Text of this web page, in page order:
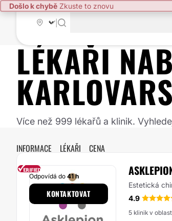
Došlo k chybě Zkuste to znovu
LÉKAŘI
Více než 999 lékařů a klinik.
INFORMACE LÉKAŘI CENA
Estetická
4.9
5 klinik v
Odpovídá do 41 h
KONTAKTOVAT